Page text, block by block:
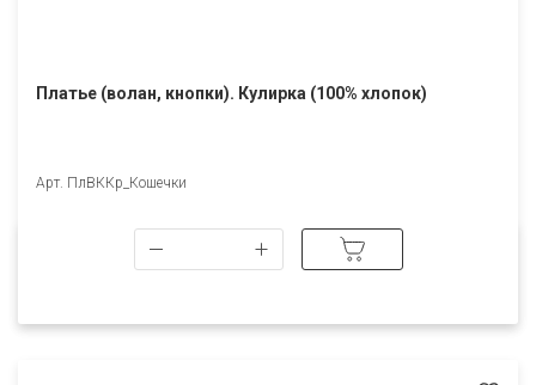
Платье (волан, кнопки). Кулирка (100% хлопок)
Арт. ПлВККр_Кошечки